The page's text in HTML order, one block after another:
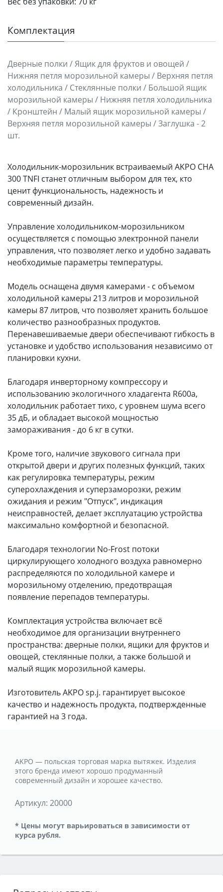
Комплектация
Дверные полки / Ящик для фруктов и овощей /
Нижняя петля морозильной камеры / Верхняя петля
холодильника / Стеклянные полки / Большой ящик
морозильной камеры / Нижняя петля холодильника
/ Кронштейн / Малый ящик морозильной камеры /
Верхняя петля морозильной камеры / Заглушка - 2
шт.
Холодильник-морозильник встраиваемый AKPO CHA
300 TNFI станет отличным выбором для тех, кто
ценит функциональность, надежность и
современный дизайн.
Управление холодильником-морозильником
осуществляется с помощью электронной панели
управления, что позволяет легко и удобно задавать
необходимые параметры температуры.
Модель оснащена двумя камерами - с объемом
холодильной камеры 213 литров и морозильной
камеры 87 литров, что позволяет хранить большое
количество разнообразных продуктов.
Перенавешиваемые двери обеспечивают гибкость в
установке и удобство использования независимо от
планировки кухни.
Благодаря инверторному компрессору и
использованию экологичного хладагента R600a,
холодильник работает тихо, с уровнем шума всего
35 дБ, и обладает высокой мощностью
замораживания - до 6 кг в сутки.
Кроме того, наличие звукового сигнала при
открытой двери и других полезных функций, таких
как регулировка температуры, режим
суперохлаждения и суперзаморозки, режим
ожидания и режим "Отпуск", индикация
неисправностей, делает эксплуатацию устройства
максимально комфортной и безопасной.
Благодаря технологии No-Frost потоки
циркулирующего холодного воздуха равномерно
распределяются по холодильной камере и
морозильному отделению, предотвращая
появление перепадов температуры.
Комплектация устройства включает всё
необходимое для организации внутреннего
пространства: дверные полки, ящики для фруктов и
овощей, стеклянные полки, а также большой и
малый ящик морозильной камеры.
Изготовитель AKPO sp.j. гарантирует высокое
качество и надежность продукта, подтвержденные
гарантией на 3 года.
AKPO — польская торговая марка вытяжек. Изделия
этого бренда имеют хорошо продуманный
современный дизайн и хорошее качество.
Артикул: 20000
* Цены могут варьироваться в зависимости от
курса рубля.